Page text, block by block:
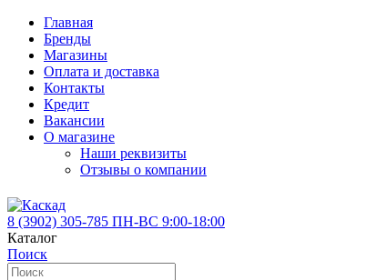
Главная
Бренды
Магазины
Оплата и доставка
Контакты
Кредит
Вакансии
О магазине
Наши реквизиты
Отзывы о компании
8 (3902) 305-785 ПН-ВС 9:00-18:00
Каталог
Поиск